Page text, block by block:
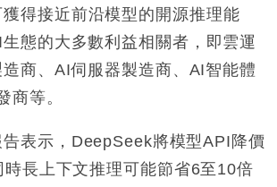
內地執法人員要求交「保證金」 43歲女子
萬元
10月換帥 玩具「反」斗城亞洲CEO蔡德
得接近前沿模型的開源推理能
態的大多數利益相關者，即雲運
商、AI伺服器製造商、AI智能體
商等。
表示，DeepSeek將模型API降價
長上下文推理可能節省6至10倍